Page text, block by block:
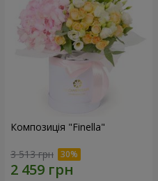
Композиція "Finella"
3 513 грн